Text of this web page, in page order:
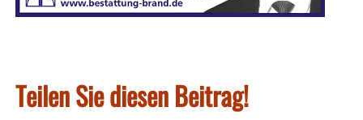
Teilen Sie diesen Beitrag!